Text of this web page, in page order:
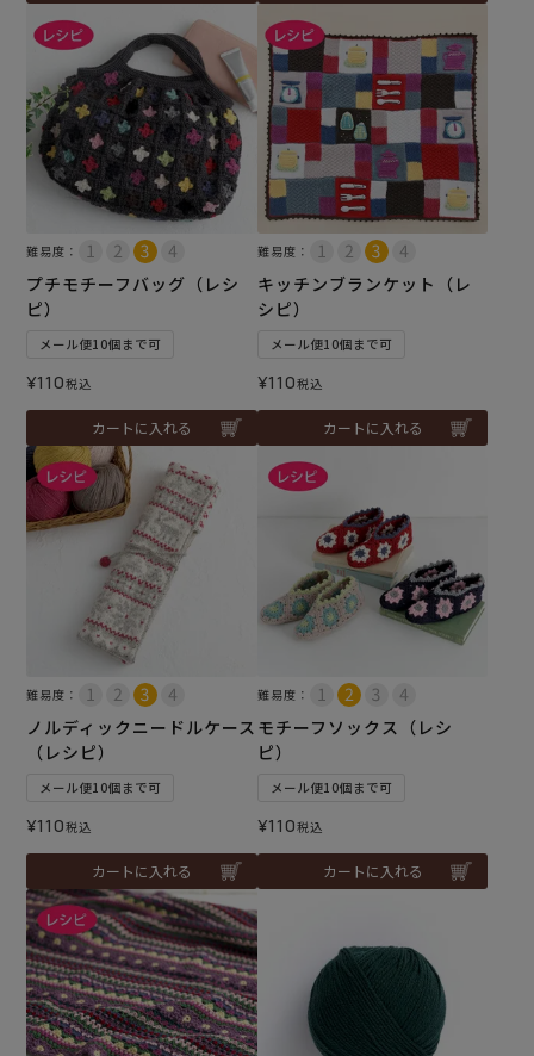
難易度：
プチモチーフバッグ（レシ
ピ）
メール便10個まで可
¥110税込
カートに入れる
難易度：
キッチンブランケット（レ
シピ）
メール便10個まで可
¥110税込
カートに入れる
難易度：
ノルディックニードルケース
（レシピ）
メール便10個まで可
¥110税込
カートに入れる
難易度：
モチーフソックス（レシ
ピ）
メール便10個まで可
¥110税込
カートに入れる